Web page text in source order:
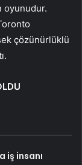
oyunudur.
çözünürlüklü
iş insanı